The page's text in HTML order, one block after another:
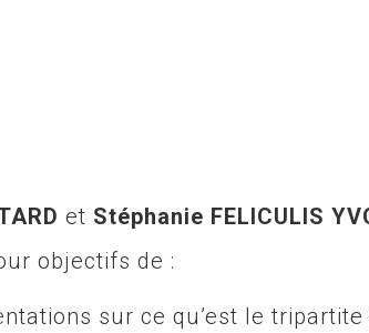
et Stéphanie FELICULIS
objectifs de :
sur ce qu’est le